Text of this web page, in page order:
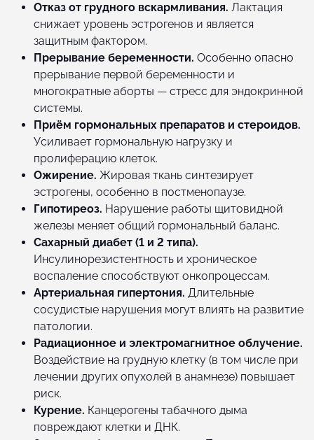
Отказ от грудного вскармливания. Лактация
снижает уровень эстрогенов и является
защитным фактором.
Прерывание беременности. Особенно опасно
прерывание первой беременности и
многократные аборты — стресс для эндокринной
системы.
Приём гормональных препаратов и стероидов.
Усиливает гормональную нагрузку и
пролиферацию клеток.
Ожирение. Жировая ткань синтезирует
эстрогены, особенно в постменопаузе.
Гипотиреоз. Нарушение работы щитовидной
железы меняет общий гормональный баланс.
Сахарный диабет (1 и 2 типа).
Инсулинорезистентность и хроническое
воспаление способствуют онкопроцессам.
Артериальная гипертония. Длительные
сосудистые нарушения могут влиять на развитие
патологии.
Радиационное и электромагнитное облучение.
Воздействие на грудную клетку (в том числе при
лечении других опухолей в анамнезе) повышает
риск.
Курение. Канцерогены табачного дыма
повреждают клетки и ДНК.